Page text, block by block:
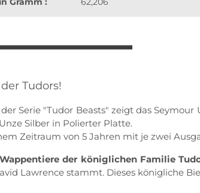
Tudors!
Serie "Tudor Beasts" zeigt das
Silber in Polierter Platte.
Zeitraum von 5 Jahren mit je zwei
Wappentiere der königlichen Familie
Lawrence stammt. Dieses königliche